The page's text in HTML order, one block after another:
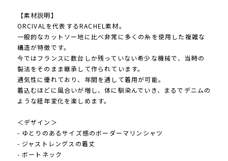
【素材説明】
ORCIVALを代表するRACHEL素材。
一般的なカットソー地に比べ非常に多くの糸を使用した複雑な
構造が特徴です。
今ではフランスに数台しか残っていない希少な機械で、当時の
製法をそのまま継承して作られています。
通気性に優れており、年間を通して着用が可能。
着込むほどに風合いが増し、体に馴染んでいき、まるでデニムの
ような経年変化を楽しめます。
＜デザイン＞
- ゆとりのあるサイズ感のボーダーマリンシャツ
- ジャストレングスの着丈
- ボートネック